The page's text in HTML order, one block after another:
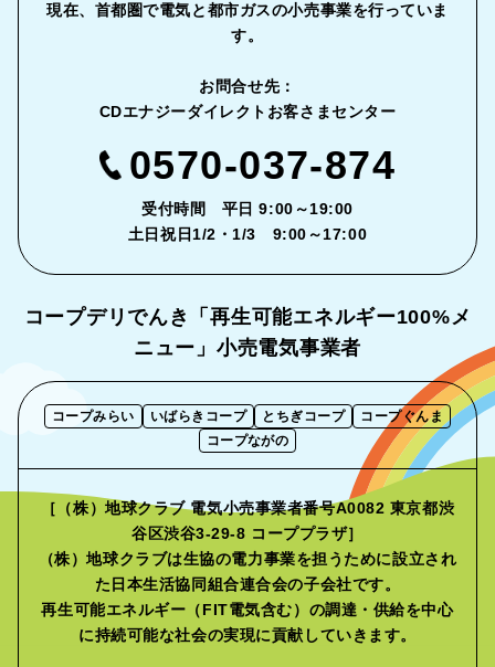
現在、首都圏で電気と都市ガスの小売事業を行っていま
す。
お問合せ先：
CDエナジーダイレクトお客さまセンター
0570-037-874
受付時間 平日 9:00～19:00
土日祝日1/2・1/3 9:00～17:00
コープデリでんき「再生可能エネルギー100%メ
ニュー」小売電気事業者
コープみらい いばらきコープ とちぎコープ
コープぐんま
コープながの
［（株）地球クラブ 電気小売事業者番号A0082 東京都渋
谷区渋谷3-29-8 コーププラザ］
（株）地球クラブは生協の電力事業を担うために設立され
た 日本生活協同組合連合会の子会社です。
再生可能エネルギー（FIT電気含む）の調達・供給を中心
に持続可能な社会の実現に貢献していきます。